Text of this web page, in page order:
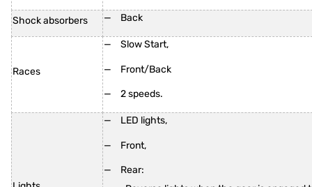
Shock absorbers Back
Races
Slow Start,
Front/Back
2 speeds.
LED lights,
Front,
Rear: